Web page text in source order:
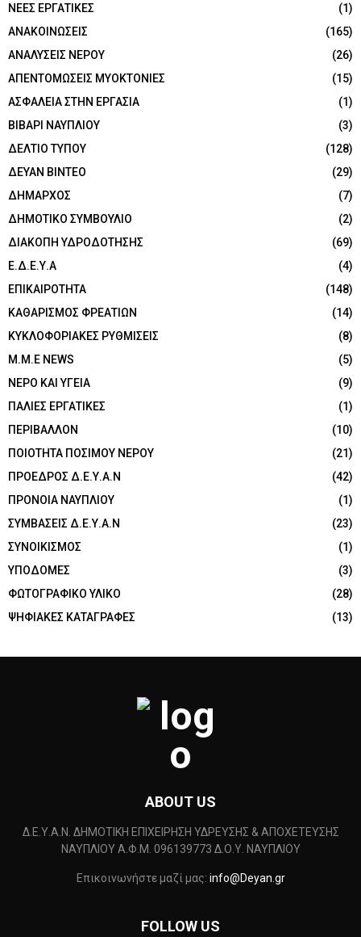
NEEΣ ΕΡΓΑΤΙΚΕΣ
(1)
ΑΝΑΚΟΙΝΩΣΕΙΣ
(165)
ΑΝΑΛΥΣΕΙΣ ΝΕΡΟΥ
(26)
ΑΠΕΝΤΟΜΩΣΕΙΣ ΜΥΟΚΤΟΝΙΕΣ
(15)
ΑΣΦΑΛΕΙΑ ΣΤΗΝ ΕΡΓΑΣΙΑ
(1)
ΒΙΒΑΡΙ ΝΑΥΠΛΙΟΥ
(3)
ΔΕΛΤΙΟ ΤΥΠΟΥ
(128)
ΔΕΥΑΝ ΒΙΝΤΕΟ
(29)
ΔΗΜΑΡΧΟΣ
(7)
ΔΗΜΟΤΙΚΟ ΣΥΜΒΟΥΛΙΟ
(2)
ΔΙΑΚΟΠΗ ΥΔΡΟΔΟΤΗΣΗΣ
(69)
Ε.Δ.Ε.Υ.Α
(4)
ΕΠΙΚΑΙΡΟΤΗΤΑ
(148)
ΚΑΘΑΡΙΣΜΟΣ ΦΡΕΑΤΙΩΝ
(14)
ΚΥΚΛΟΦΟΡΙΑΚΕΣ ΡΥΘΜΙΣΕΙΣ
(8)
Μ.Μ.Ε NEWS
(5)
ΝΕΡΟ ΚΑΙ ΥΓΕΙΑ
(9)
ΠΑΛΙΕΣ ΕΡΓΑΤΙΚΕΣ
(1)
ΠΕΡΙΒΑΛΛΟΝ
(10)
ΠΟΙΟΤΗΤΑ ΠΟΣΙΜΟΥ ΝΕΡΟΥ
(21)
ΠΡΟΕΔΡΟΣ Δ.Ε.Υ.Α.Ν
(42)
ΠΡΟΝΟΙΑ ΝΑΥΠΛΙΟΥ
(1)
ΣΥΜΒΑΣΕΙΣ Δ.Ε.Υ.Α.Ν
(23)
ΣΥΝΟΙΚΙΣΜΟΣ
(1)
ΥΠΟΔΟΜΕΣ
(3)
ΦΩΤΟΓΡΑΦΙΚΟ ΥΛΙΚΟ
(28)
ΨΗΦΙΑΚΕΣ ΚΑΤΑΓΡΑΦΕΣ
(13)
ABOUT US
Δ.Ε.Υ.Α.Ν. ΔΗΜΟΤΙΚΗ ΕΠΙΧΕΙΡΗΣΗ ΥΔΡΕΥΣΗΣ & ΑΠΟΧΕΤΕΥΣΗΣ
ΝΑΥΠΛΙΟΥ Α.Φ.Μ. 096139773 Δ.Ο.Υ. ΝΑΥΠΛΙΟΥ
Επικοινωνήστε μαζί μας: info@Deyan.gr
FOLLOW US